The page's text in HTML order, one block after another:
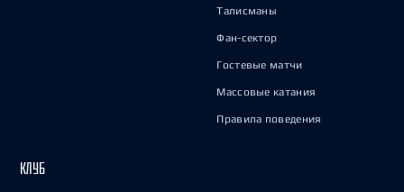
Талисманы
Фан-сектор
Гостевые матчи
Массовые катания
Правила поведения
КЛУБ